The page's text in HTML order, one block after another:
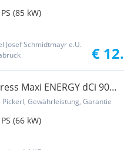
PS (85 kW)
Josef Schmidtmayr e.U.
€
Maxi ENERGY dCi 90
Gewährleistung, Garantie
PS (66 kW)